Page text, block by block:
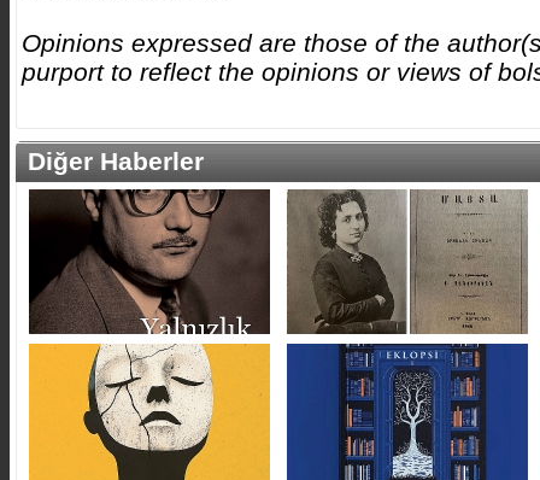
Opinions expressed are those of the
purport to reflect the opinions or views of
Diğer Haberler